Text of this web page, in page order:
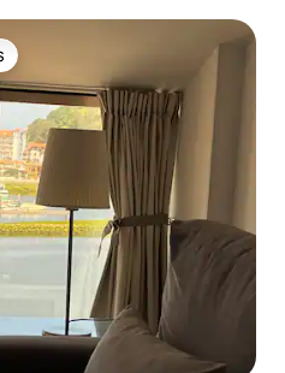
plus appréciés